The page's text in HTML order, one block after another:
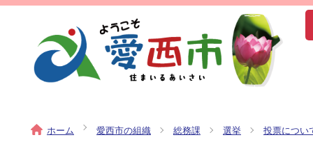
ホーム 愛西市の組織 総務課 選挙 投票につい